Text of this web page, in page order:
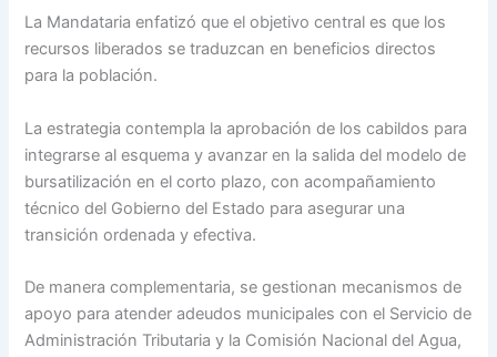
La Mandataria enfatizó que el objetivo central es que los
recursos liberados se traduzcan en beneficios directos
para la población.
La estrategia contempla la aprobación de los cabildos para
integrarse al esquema y avanzar en la salida del modelo de
bursatilización en el corto plazo, con acompañamiento
técnico del Gobierno del Estado para asegurar una
transición ordenada y efectiva.
De manera complementaria, se gestionan mecanismos de
apoyo para atender adeudos municipales con el Servicio de
Administración Tributaria y la Comisión Nacional del Agua,